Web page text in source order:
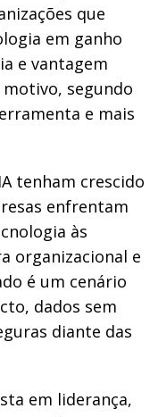
que
em ganho
e vantagem
segundo
e mais
tenham crescido
enfrentam
às
organizacional e
é um cenário
dados sem
diante das
em liderança,